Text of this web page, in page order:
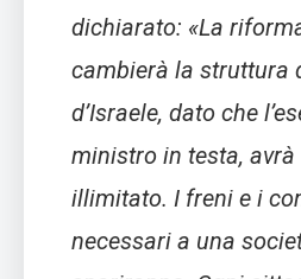
dichiarato: «La
cambierà la struttura
d’Israele, dato che
ministro in testa, avrà
illimitato. I freni e i
necessari a una